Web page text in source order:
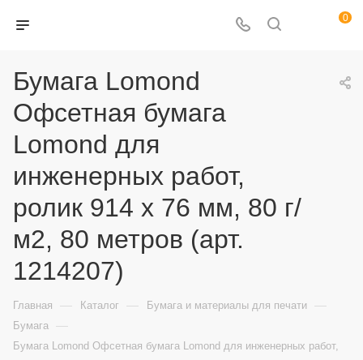
0
Бумага Lomond
Офсетная бумага
Lomond для
инженерных работ,
ролик 914 х 76 мм, 80 г/
м2, 80 метров (арт.
1214207)
Главная — Каталог — Бумага и материалы для печати —
Бумага —
Бумага Lomond Офсетная бумага Lomond для инженерных работ,